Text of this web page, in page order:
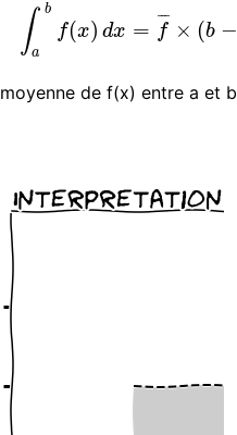
∫ b
a
f(x) dx = f
¯¯
¯ × (b −
∫abf( x)d x=f ¯× (b −a)
moyenne de f(x) entre a et b